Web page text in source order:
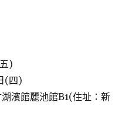
)
(四)
濱館麗池館B1(住址：新